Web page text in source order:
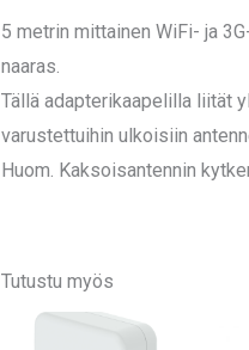
5 metrin mittainen WiFi- ja
naaras.
Tällä adapterikaapelilla liität
varustettuihin ulkoisiin
Huom. Kaksoisantennin
Tutustu myös